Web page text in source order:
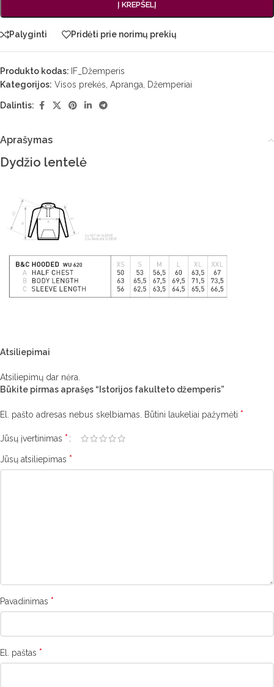
Į KREPŠELĮ
Palyginti Pridėti prie norimų prekių
Produkto kodas: IF_Džemperis
Kategorijos: Visos prekės Apranga Džemperiai
Dalintis:
Aprašymas
Dydžio lentelė
Atsiliepimai
Atsiliepimų dar nėra.
Būkite pirmas aprašęs “Istorijos fakulteto džemperis”
El. pašto adresas nebus skelbiamas. Būtini laukeliai pažymėti *
Jūsų įvertinimas *
Jūsų atsiliepimas *
Pavadinimas *
El. paštas *